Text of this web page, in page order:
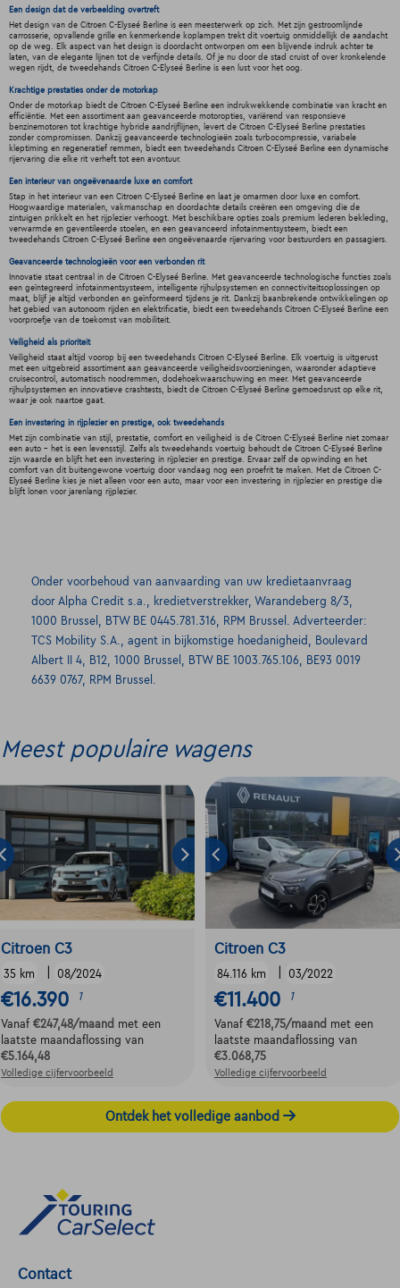
Een design dat de verbeelding overtreft
Het design van de Citroen C-Elyseé Berline is een meesterwerk op zich. Met zijn gestroomlijnde
carrosserie, opvallende grille en kenmerkende koplampen trekt dit voertuig onmiddellijk de aandacht
op de weg. Elk aspect van het design is doordacht ontworpen om een blijvende indruk achter te
laten, van de elegante lijnen tot de verfijnde details. Of je nu door de stad cruist of over kronkelende
wegen rijdt, de tweedehands Citroen C-Elyseé Berline is een lust voor het oog.
Krachtige prestaties onder de motorkap
Onder de motorkap biedt de Citroen C-Elyseé Berline een indrukwekkende combinatie van kracht en
efficiëntie. Met een assortiment aan geavanceerde motoropties, variërend van responsieve
benzinemotoren tot krachtige hybride aandrijflijnen, levert de Citroen C-Elyseé Berline prestaties
zonder compromissen. Dankzij geavanceerde technologieën zoals turbocompressie, variabele
kleptiming en regeneratief remmen, biedt een tweedehands Citroen C-Elyseé Berline een dynamische
rijervaring die elke rit verheft tot een avontuur.
Een interieur van ongeëvenaarde luxe en comfort
Stap in het interieur van een Citroen C-Elyseé Berline en laat je omarmen door luxe en comfort.
Hoogwaardige materialen, vakmanschap en doordachte details creëren een omgeving die de
zintuigen prikkelt en het rijplezier verhoogt. Met beschikbare opties zoals premium lederen bekleding,
verwarmde en geventileerde stoelen, en een geavanceerd infotainmentsysteem, biedt een
tweedehands Citroen C-Elyseé Berline een ongeëvenaarde rijervaring voor bestuurders en passagiers.
Geavanceerde technologieën voor een verbonden rit
Innovatie staat centraal in de Citroen C-Elyseé Berline. Met geavanceerde technologische functies zoals
een geïntegreerd infotainmentsysteem, intelligente rijhulpsystemen en connectiviteitsoplossingen op
maat, blijf je altijd verbonden en geïnformeerd tijdens je rit. Dankzij baanbrekende ontwikkelingen op
het gebied van autonoom rijden en elektrificatie, biedt een tweedehands Citroen C-Elyseé Berline een
voorproefje van de toekomst van mobiliteit.
Veiligheid als prioriteit
Veiligheid staat altijd voorop bij een tweedehands Citroen C-Elyseé Berline. Elk voertuig is uitgerust
met een uitgebreid assortiment aan geavanceerde veiligheidsvoorzieningen, waaronder adaptieve
cruisecontrol, automatisch noodremmen, dodehoekwaarschuwing en meer. Met geavanceerde
rijhulpsystemen en innovatieve crashtests, biedt de Citroen C-Elyseé Berline gemoedsrust op elke rit,
waar je ook naartoe gaat.
Een investering in rijplezier en prestige, ook tweedehands
Met zijn combinatie van stijl, prestatie, comfort en veiligheid is de Citroen C-Elyseé Berline niet zomaar
een auto - het is een levensstijl. Zelfs als tweedehands voertuig behoudt de Citroen C-Elyseé Berline
zijn waarde en blijft het een investering in rijplezier en prestige. Ervaar zelf de opwinding en het
comfort van dit buitengewone voertuig door vandaag nog een proefrit te maken. Met de Citroen C-
Elyseé Berline kies je niet alleen voor een auto, maar voor een investering in rijplezier en prestige die
blijft lonen voor jarenlang rijplezier.
Onder voorbehoud van aanvaarding van uw kredietaanvraag
door Alpha Credit s.a., kredietverstrekker, Warandeberg 8/3,
1000 Brussel, BTW BE 0445.781.316, RPM Brussel. Adverteerder:
TCS Mobility S.A., agent in bijkomstige hoedanigheid, Boulevard
Albert II 4, B12, 1000 Brussel, BTW BE 1003.765.106, BE93 0019
6639 0767, RPM Brussel.
Meest populaire wagens
Citroen C3
35 km 08/2024
€16.390 1
Vanaf €247,48/maand met een
laatste maandaflossing van
€5.164,48
Volledige cijfervoorbeeld
Citroen C3
84.116 km 03/2022
€11.400 1
Vanaf €218,75/maand met een
laatste maandaflossing van
€3.068,75
Volledige cijfervoorbeeld
Ontdek het volledige aanbod
Contact